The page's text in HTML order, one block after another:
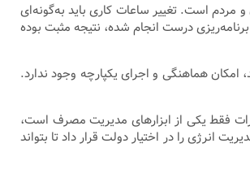
مردم است. تغییر ساعات کاری باید به‌گونه‌ای
درست انجام شده، نتیجه مثبت بوده
امکان هماهنگی و اجرای یکپارچه وجود ندارد.
فقط یکی از ابزارهای مدیریت مصرف است،
انرژی را در اختیار دولت قرار داد تا بتواند